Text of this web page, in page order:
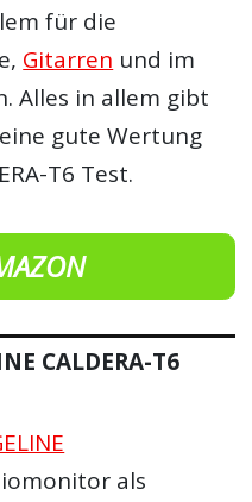
für die
Gitarren und im
Alles in allem gibt
gute Wertung
T6 Test.
CALDERA-T6
als